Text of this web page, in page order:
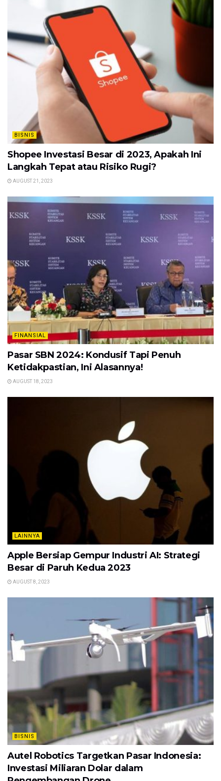
BISNIS
Shopee Investasi Besar di 2023, Apakah Ini
Langkah Tepat atau Risiko Rugi?
AUGUST 21, 2023
FINANSIAL
Pasar SBN 2024: Kondusif Tapi Penuh
Ketidakpastian, Ini Alasannya!
AUGUST 18, 2023
LAINNYA
Apple Bersiap Gempur Industri AI: Strategi
Besar di Paruh Kedua 2023
AUGUST 8, 2023
BISNIS
Autel Robotics Targetkan Pasar Indonesia:
Investasi Miliaran Dolar dalam